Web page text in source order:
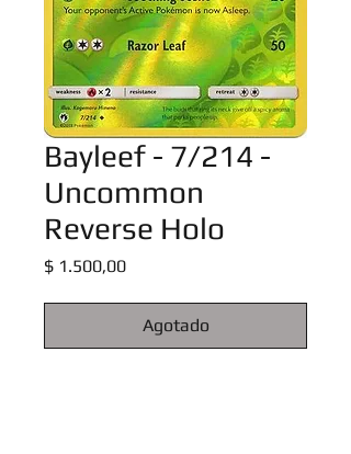
Bayleef - 7/214 -
Uncommon
Reverse Holo
$ 1.500,00Precio
Agotado